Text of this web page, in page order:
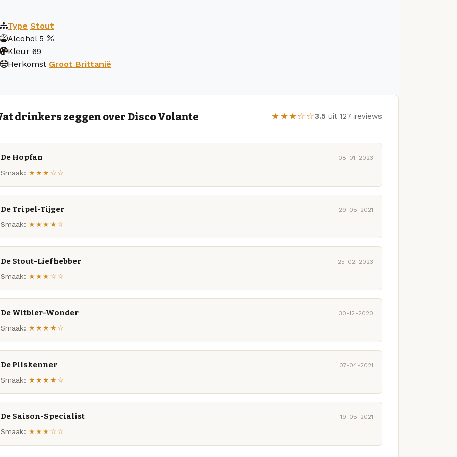
Type Stout
Alcohol 5
Kleur 69
Herkomst Groot Brittanië
drinkers zeggen over Disco Volante ★★★☆☆3.5 uit 127 reviews
De Hopfan 08-01-2023
Smaak: ★★★☆☆
De Tripel-Tijger 29-05-2021
Smaak: ★★★★☆
De Stout-Liefhebber 25-02-2023
Smaak: ★★★☆☆
De Witbier-Wonder 30-12-2020
Smaak: ★★★★☆
De Pilskenner 07-04-2021
Smaak: ★★★★☆
De Saison-Specialist 19-05-2021
Smaak: ★★★☆☆